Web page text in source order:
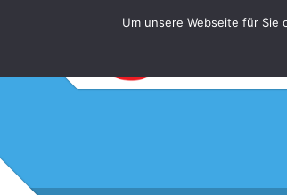
Um unsere Webseite für